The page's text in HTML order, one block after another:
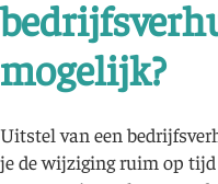
mogelijk?
Uitstel van een
je de wijziging ruim op